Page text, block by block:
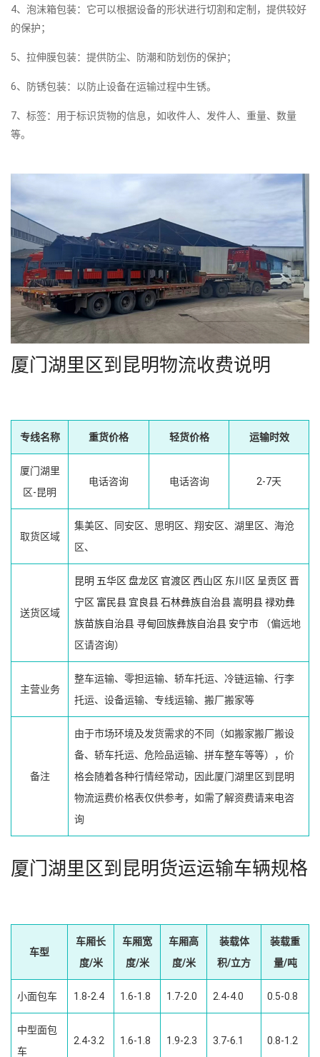
4、泡沫箱包装：它可以根据设备的形状进行切割和定制，提供较好
的保护；
5、拉伸膜包装：提供防尘、防潮和防划伤的保护；
6、防锈包装：以防止设备在运输过程中生锈。
7、标签：用于标识货物的信息，如收件人、发件人、重量、数量
等。
厦门湖里区到昆明物流收费说明
专线名称 重货价格 轻货价格 运输时效
厦门湖里
区-昆明
电话咨询 电话咨询 2-7天
取货区域
集美区、同安区、思明区、翔安区、湖里区、海沧
区、
送货区域
昆明 五华区 盘龙区 官渡区 西山区 东川区 呈贡区 晋
宁区 富民县 宜良县石林彝族自治县嵩明县禄劝彝
族苗族自治县 寻甸回族彝族自治县 安宁市 （偏远地
区请咨询）
主营业务
整车运输、零担运输、轿车托运、冷链运输、行李
托运、设备运输、专线运输、搬厂搬家等
备注
由于市场环境及发货需求的不同（如搬家搬厂搬设
备、轿车托运、危险品运输、拼车整车等等），价
格会随着各种行情经常动，因此厦门湖里区到昆明
物流运费价格表仅供参考，如需了解资费请来电咨
询
厦门湖里区到昆明货运运输车辆规格
车型
车厢长
度/米
车厢宽
度/米
车厢高
度/米
装载体
积/立方
装载重
量/吨
小面包车 1.8-2.4 1.6-1.8 1.7-2.0 2.4-4.0 0.5-0.8
中型面包
车
2.4-3.2 1.6-1.8 1.9-2.3 3.7-6.1 0.8-1.2